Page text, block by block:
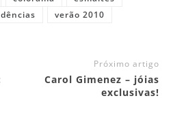
verão 2010
Próximo artigo
Carol Gimenez – jóias
exclusivas!